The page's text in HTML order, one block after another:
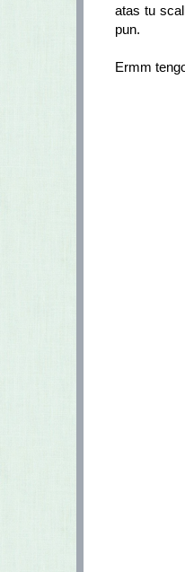
atas tu
pun.
Ermm